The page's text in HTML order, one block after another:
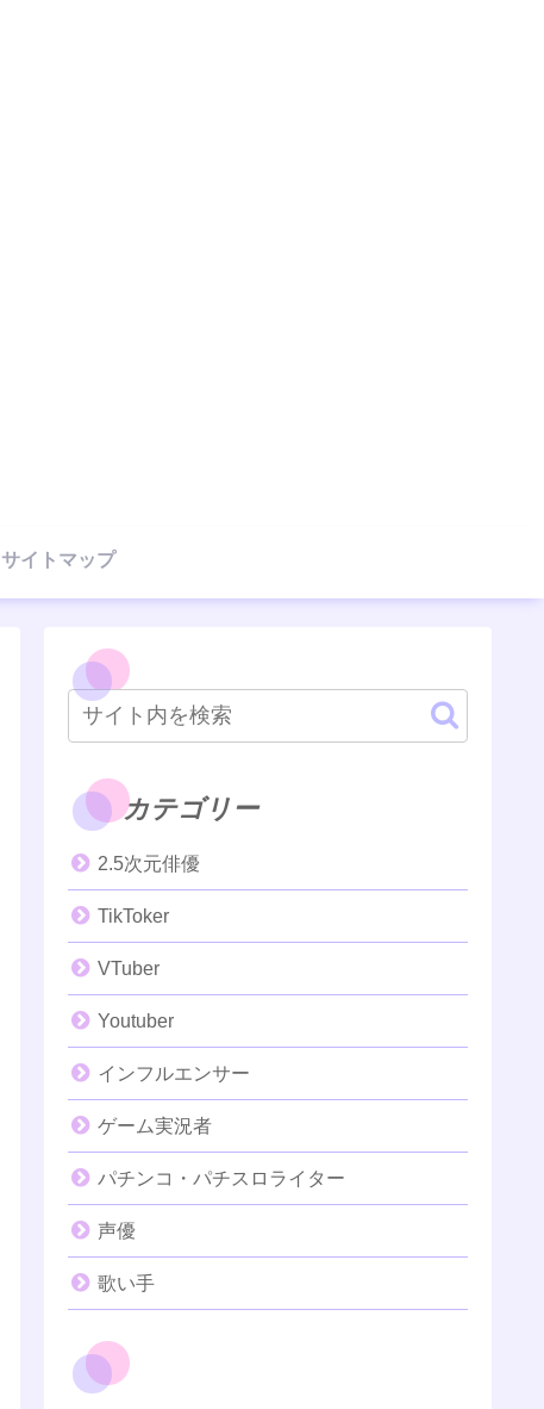
サイトマップ
カテゴリー
2.5次元俳優
TikToker
VTuber
Youtuber
インフルエンサー
ゲーム実況者
パチンコ・パチスロライター
声優
歌い手